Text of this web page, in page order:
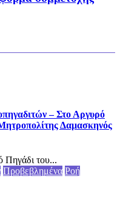
– Στο Αργυρό
Δαμασκηνός
Πηγάδι του...
Προβεβλημένα Ροή